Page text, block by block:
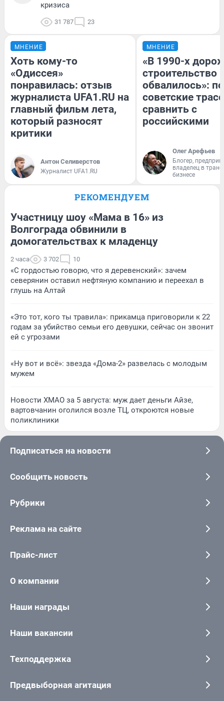
кризиса
31 787 23
МНЕНИЕ
Хоть кому-то
«Одиссея»
понравилась: отзыв
журналиста UFA1.RU на
главный фильм лета,
который разносят
критики
Антон Селиверстов
Журналист UFA1.RU
МНЕНИЕ
«В 1990-х
строительство
обвалилось»:
советские
сравнить с
российскими
Олег Арефьев
Блогер,
владелец в
бизнесе
РЕКОМЕНДУЕМ
Участницу шоу «Мама в 16» из
Волгограда обвинили в
домогательствах к младенцу
2 часа 3 702 10
«С гордостью говорю, что я деревенский»: зачем
северянин оставил нефтяную компанию и переехал в
глушь на Алтай
«Это тот, кого ты травила»: прикамца приговорили к 22
годам за убийство семьи его девушки, сейчас он звонит
ей с угрозами
«Ну вот и всё»: звезда «Дома-2» развелась с молодым
мужем
Новости ХМАО за 5 августа: муж дает деньги Айзе,
вартовчанин оголился возле ТЦ, откроются новые
поликлиники
Подписаться на новости
Сообщить новость
Рубрики
Реклама на сайте
Прайс-лист
О компании
Наши награды
Наши вакансии
Техподдержка
Предвыборная агитация